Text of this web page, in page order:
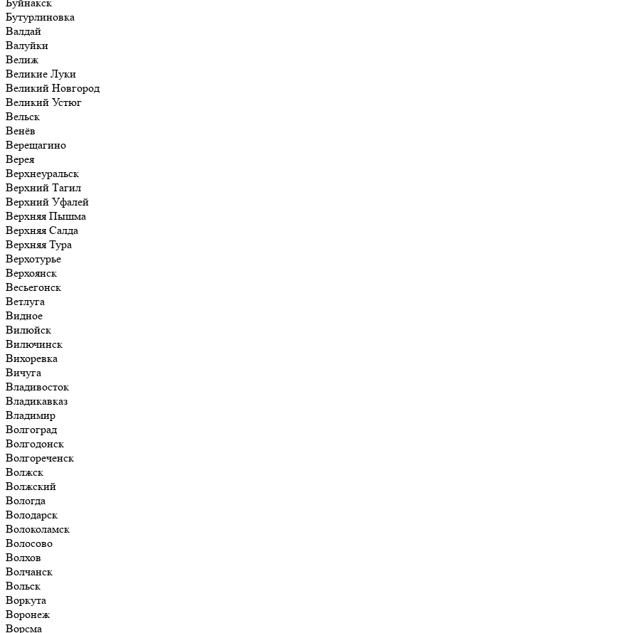
Бутурлиновка
Валдай
Валуйки
Велиж
Великие Луки
Великий Новгород
Великий Устюг
Вельск
Венёв
Верещагино
Верея
Верхнеуральск
Верхний Тагил
Верхний Уфалей
Верхняя Пышма
Верхняя Салда
Верхняя Тура
Верхотурье
Верхоянск
Весьегонск
Ветлуга
Видное
Вилюйск
Вилючинск
Вихоревка
Вичуга
Владивосток
Владикавказ
Владимир
Волгоград
Волгодонск
Волгореченск
Волжск
Волжский
Вологда
Володарск
Волоколамск
Волосово
Волхов
Волчанск
Вольск
Воркута
Воронеж
Ворсма